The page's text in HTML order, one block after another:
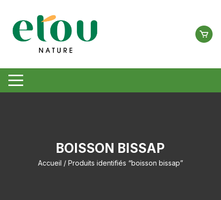
contenu
BOISSON BISSAP
Accueil / Produits identifiés “boisson bissap”